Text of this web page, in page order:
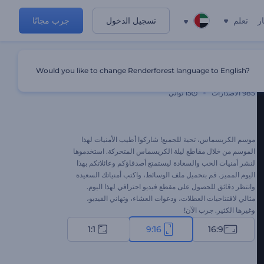
تعلم تسجيل الدخول جرب مجانًا
985 الاصدارات 15 ثواني
موسم الكريسماس، تحية للجميع! شاركوا أطيب الأمنيات لهذا
الموسم من خلال مقاطع ليلة الكريسماس المتحركة. استخدموها
لنشر أمنيات الحب والسعادة ليستمتع أصدقاؤكم وعائلاتكم بهذا
اليوم المميز. قم بتحميل ملف الوسائط، واكتب أمنياتك السعيدة
وانتظر دقائق للحصول على مقطع فيديو احترافي لهذا اليوم.
مثالي لافتتاحيات العطلات، ودعوات العشاء، وتهاني الفيديو،
وغيرها الكثير. جرب الآن!
16:9
9:16
1:1
Would you like to change Renderforest language to English?